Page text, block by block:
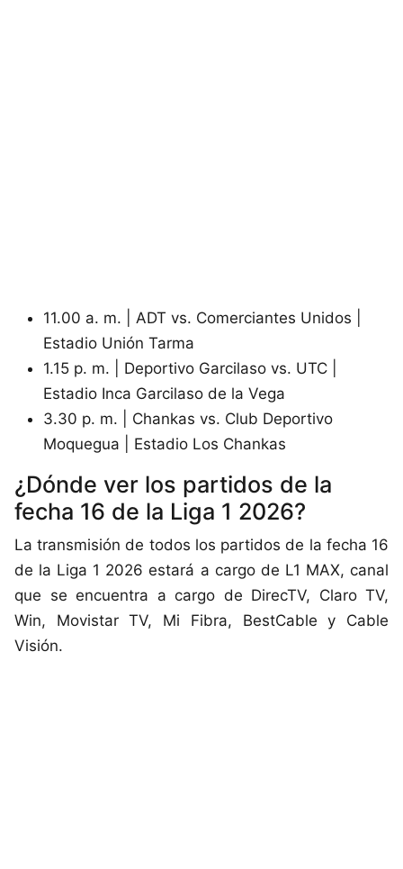
11.00 a. m. | ADT vs. Comerciantes Unidos |
Estadio Unión Tarma
1.15 p. m. | Deportivo Garcilaso vs. UTC |
Estadio Inca Garcilaso de la Vega
3.30 p. m. | Chankas vs. Club Deportivo
Moquegua | Estadio Los Chankas
¿Dónde ver los partidos de la
fecha 16 de la Liga 1 2026?
La transmisión de todos los partidos de la fecha 16
de la Liga 1 2026 estará a cargo de L1 MAX, canal
que se encuentra a cargo de DirecTV, Claro TV,
Win, Movistar TV, Mi Fibra, BestCable y Cable
Visión.